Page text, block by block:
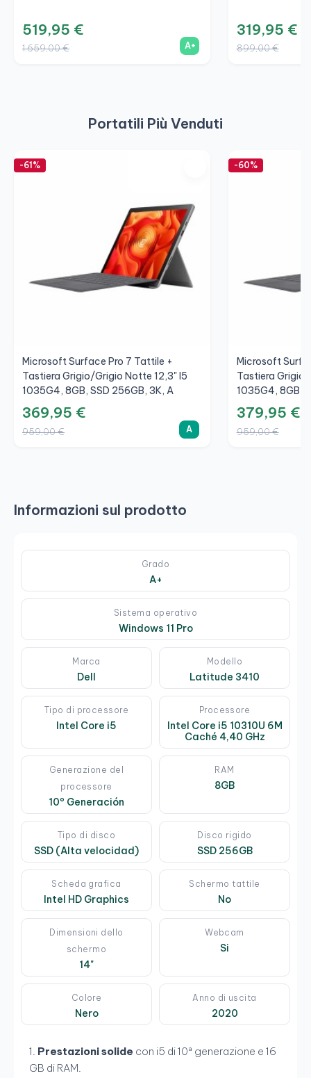
519,95 €
1.659,00 € A+
319,95 €
899,00 €
Portatili Più Venduti
-61%
Microsoft Surface Pro 7 Tattile +
Tastiera Grigio/Grigio Notte 12,3" I5
1035G4, 8GB, SSD 256GB, 3K, A
369,95 €
959,00 € A
-60%
Microsoft
Tastiera
1035G4, 8GB,
379,95 €
959,00 €
Informazioni sul prodotto
Grado
A+
Sistema operativo
Windows 11 Pro
Marca
Dell
Modello
Latitude 3410
Tipo di processore
Intel Core i5
Processore
Intel Core i5 10310U 6M
Caché 4,40 GHz
Generazione del
processore
10º Generación
RAM
8GB
Tipo di disco
SSD (Alta velocidad)
Disco rigido
SSD 256GB
Scheda grafica
Intel HD Graphics
Schermo tattile
No
Dimensioni dello
schermo
14"
Webcam
Si
Colore
Nero
Anno di uscita
2020
Prestazioni solide con i5 di 10ª generazione e 16
GB di RAM.